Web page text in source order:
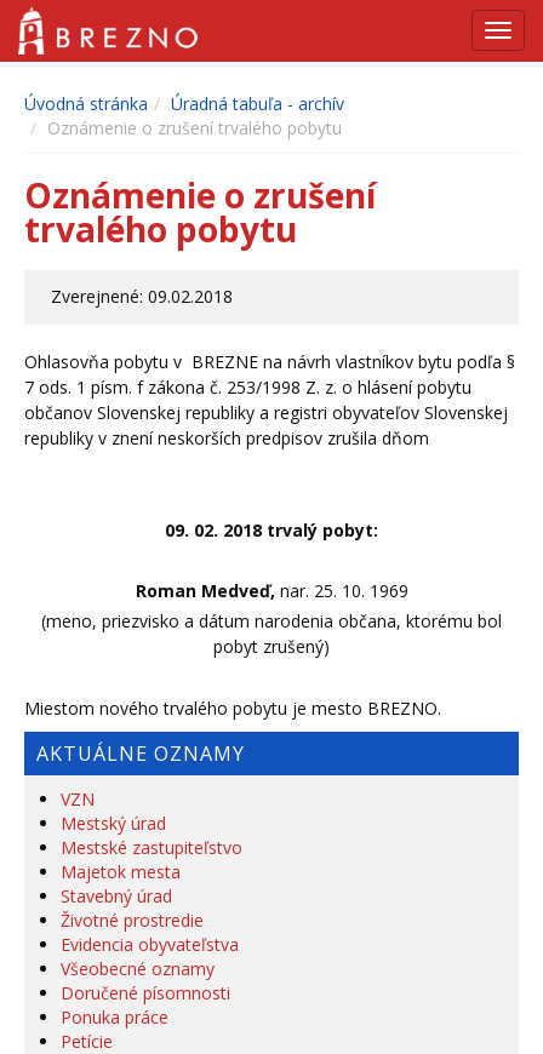
Úvodná stránka
Úradná tabuľa - archív
Oznámenie o zrušení trvalého pobytu
Oznámenie o zrušení
trvalého pobytu
Zverejnené: 09.02.2018
Ohlasovňa pobytu v BREZNE na návrh vlastníkov bytu podľa §
7 ods. 1 písm. f zákona č. 253/1998 Z. z. o hlásení pobytu
občanov Slovenskej republiky a registri obyvateľov Slovenskej
republiky v znení neskorších predpisov zrušila dňom
09. 02. 2018 trvalý pobyt:
Roman Medveď, nar. 25. 10. 1969
(meno, priezvisko a dátum narodenia občana, ktorému bol
pobyt zrušený)
Miestom nového trvalého pobytu je mesto BREZNO.
AKTUÁLNE OZNAMY
VZN
Mestský úrad
Mestské zastupiteľstvo
Majetok mesta
Stavebný úrad
Životné prostredie
Evidencia obyvateľstva
Všeobecné oznamy
Doručené písomnosti
Ponuka práce
Petície